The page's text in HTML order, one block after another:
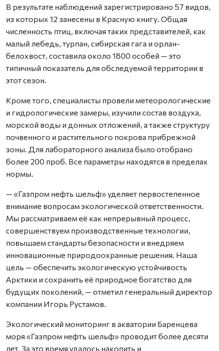
В результате наблюдений зарегистрировано 57 видов,
из которых 12 занесены в Красную книгу. Общая
численность птиц, включая таких представителей, как
малый лебедь, турпан, сибирская гага и орлан-
белохвост, составила около 1800 особей — это
типичный показатель для обследуемой территории в
этот сезон.
Кроме того, специалисты провели метеорологические
и гидрологические замеры, изучили состав воздуха,
морской воды и донных отложений, а также структуру
почвенного и растительного покрова прибрежной
зоны. Для лабораторного анализа было отобрано
более 200 проб. Все параметры находятся в пределах
нормы.
— «Газпром нефть шельф» уделяет первостепенное
внимание вопросам экологической ответственности.
Мы рассматриваем её как непрерывный процесс,
совершенствуем производственные технологии,
повышаем стандарты безопасности и внедряем
инновационные природоохранные решения. Наша
цель — обеспечить экологическую устойчивость
Арктики и сохранить её природное богатство для
будущих поколений, — отметил генеральный директор
компании Игорь Рустамов.
Экологический мониторинг в акватории Баренцева
моря «Газпром нефть шельф» проводит более десяти
лет. За это время удалось накопить и